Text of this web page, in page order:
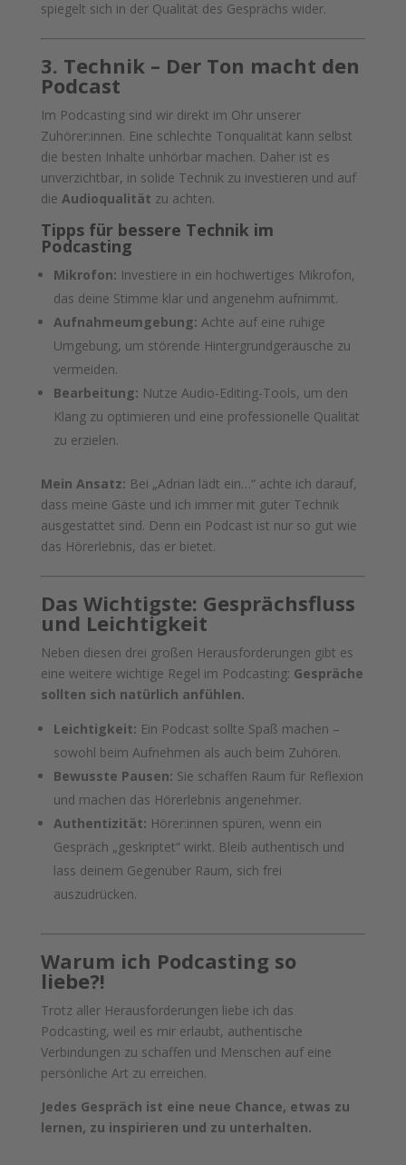
spiegelt sich in der Qualität des Gesprächs wider.
3. Technik – Der Ton macht den
Podcast
Im Podcasting sind wir direkt im Ohr unserer
Zuhörer:innen. Eine schlechte Tonqualität kann selbst
die besten Inhalte unhörbar machen. Daher ist es
unverzichtbar, in solide Technik zu investieren und auf
die Audioqualität zu achten.
Tipps für bessere Technik im
Podcasting
Mikrofon: Investiere in ein hochwertiges Mikrofon,
das deine Stimme klar und angenehm aufnimmt.
Aufnahmeumgebung: Achte auf eine ruhige
Umgebung, um störende Hintergrundgeräusche zu
vermeiden.
Bearbeitung: Nutze Audio-Editing-Tools, um den
Klang zu optimieren und eine professionelle Qualität
zu erzielen.
Mein Ansatz: Bei „Adrian lädt ein…“ achte ich darauf,
dass meine Gäste und ich immer mit guter Technik
ausgestattet sind. Denn ein Podcast ist nur so gut wie
das Hörerlebnis, das er bietet.
Das Wichtigste: Gesprächsfluss
und Leichtigkeit
Neben diesen drei großen Herausforderungen gibt es
eine weitere wichtige Regel im Podcasting: Gespräche
sollten sich natürlich anfühlen.
Leichtigkeit: Ein Podcast sollte Spaß machen –
sowohl beim Aufnehmen als auch beim Zuhören.
Bewusste Pausen: Sie schaffen Raum für Reflexion
und machen das Hörerlebnis angenehmer.
Authentizität: Hörer:innen spüren, wenn ein
Gespräch „geskriptet“ wirkt. Bleib authentisch und
lass deinem Gegenüber Raum, sich frei
auszudrücken.
Warum ich Podcasting so
liebe?!
Trotz aller Herausforderungen liebe ich das
Podcasting, weil es mir erlaubt, authentische
Verbindungen zu schaffen und Menschen auf eine
persönliche Art zu erreichen.
Jedes Gespräch ist eine neue Chance, etwas zu
lernen, zu inspirieren und zu unterhalten.